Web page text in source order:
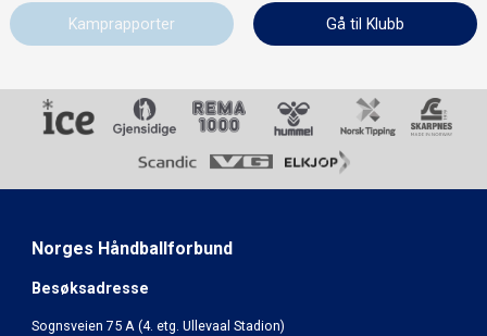
Kamprapporter Gå til Klubb
Norges Håndballforbund
Besøksadresse
Sognsveien 75 A (4. etg. Ullevaal Stadion)